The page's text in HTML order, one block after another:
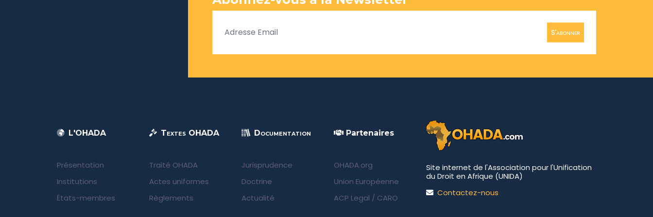
S'abonner
L'OHADA
Présentation
Institutions
États-membres
Textes OHADA
Traité OHADA
Actes uniformes
Règlements
Documentation
Jurisprudence
Doctrine
Actualité
Partenaires
OHADA.org
Union Européenne
ACP Legal / CARO
Site internet de l'Association pour l'Unification
du Droit en Afrique (UNIDA)
Contactez-nous